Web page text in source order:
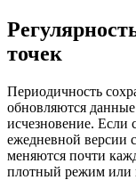
точек
Периодичность
обновляются
исчезновение. Если
ежедневной версии
меняются почти
плотный режим или